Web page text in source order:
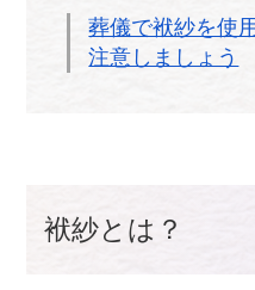
葬儀で袱紗を使
注意しましょう
袱紗とは？